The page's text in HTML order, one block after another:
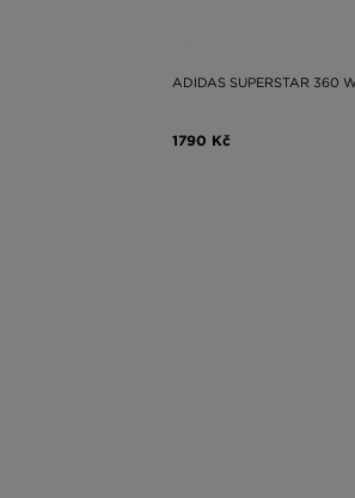
ADIDAS SUPERSTAR 360
1790 Kč